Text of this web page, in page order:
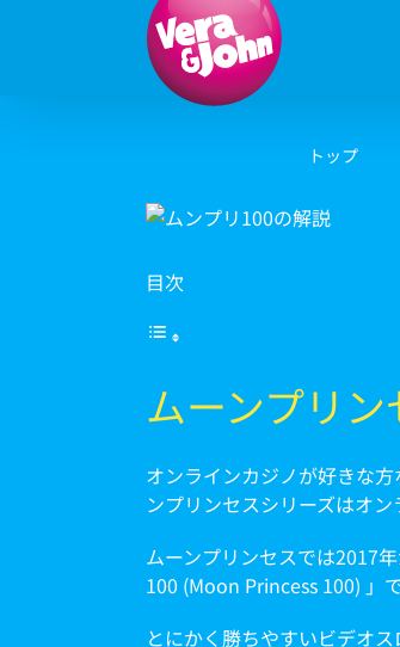
トップ
目次
ムーンプリ
オンラインカジノが好きな
ンプリンセスシリーズはオ
ムーンプリンセスでは2017
100 (Moon Princess 100) 」で
とにかく勝ちやすいビデオ